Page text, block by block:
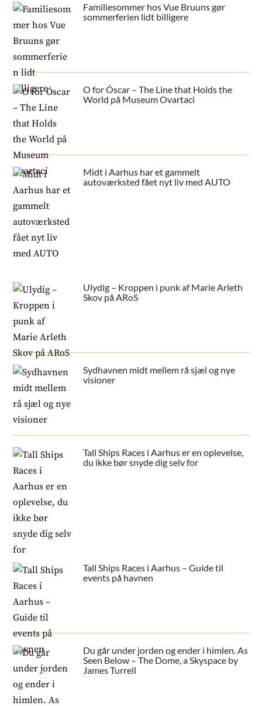
Familiesommer hos Vue Bruuns gør
sommerferien lidt billigere
O for Óscar – The Line that Holds the
World på Museum Ovartaci
Midt i Aarhus har et gammelt
autoværksted fået nyt liv med AUTO
Ulydig – Kroppen i punk af Marie Arleth
Skov på ARoS
Sydhavnen midt mellem rå sjæl og nye
visioner
Tall Ships Races i Aarhus er en oplevelse,
du ikke bør snyde dig selv for
Tall Ships Races i Aarhus – Guide til
events på havnen
Du går under jorden og ender i himlen. As
Seen Below – The Dome, a Skyspace by
James Turrell